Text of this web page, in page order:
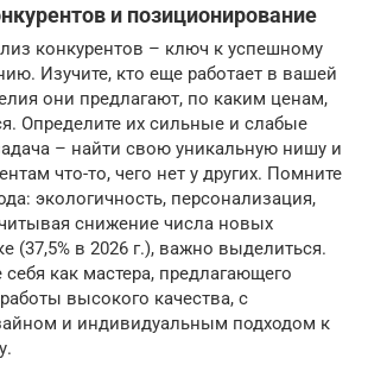
и позиционирование
конкурентов – ключ к успешному
Изучите, кто еще работает в вашей
они предлагают, по каким ценам,
Определите их сильные и слабые
– найти свою уникальную нишу и
что-то, чего нет у других. Помните
экологичность, персонализация,
снижение числа новых
(37,5% в 2026 г.), важно выделиться.
как мастера, предлагающего
высокого качества, с
и индивидуальным подходом к